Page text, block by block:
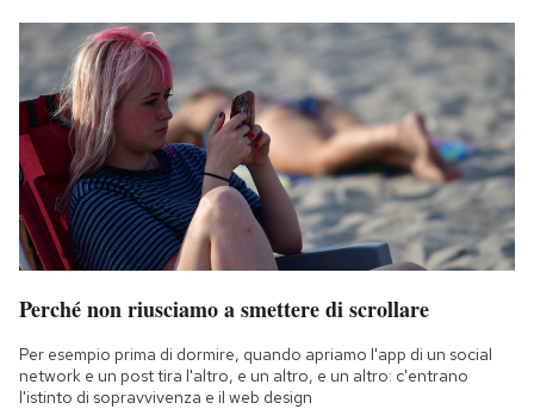
Perché non riusciamo a smettere di scrollare
Per esempio prima di dormire, quando apriamo l'app di un social
network e un post tira l'altro, e un altro, e un altro: c'entrano
l'istinto di sopravvivenza e il web design